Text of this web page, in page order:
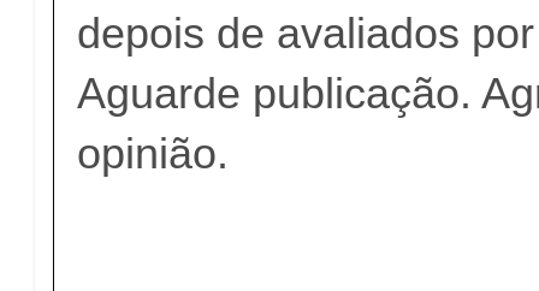
depois de avaliados
Aguarde publicação.
opinião.